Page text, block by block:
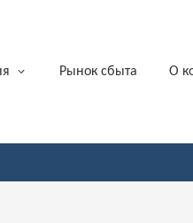
Рынок сбыта О